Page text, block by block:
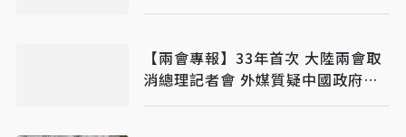
【兩會專報】33年首次 大陸兩會取
消總理記者會 外媒質疑中國政府透
明度